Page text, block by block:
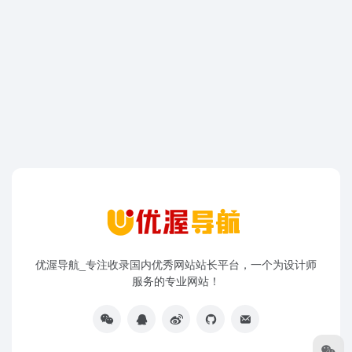
优渥导航_专注收录国内优秀网站站长平台，一个为设计师
服务的专业网站！